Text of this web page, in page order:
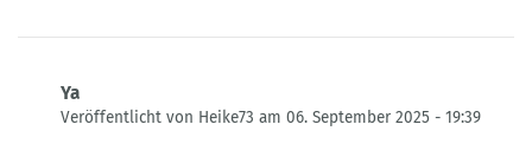
Ya
Veröffentlicht von Heike73 am 06. September 2025 - 19:39